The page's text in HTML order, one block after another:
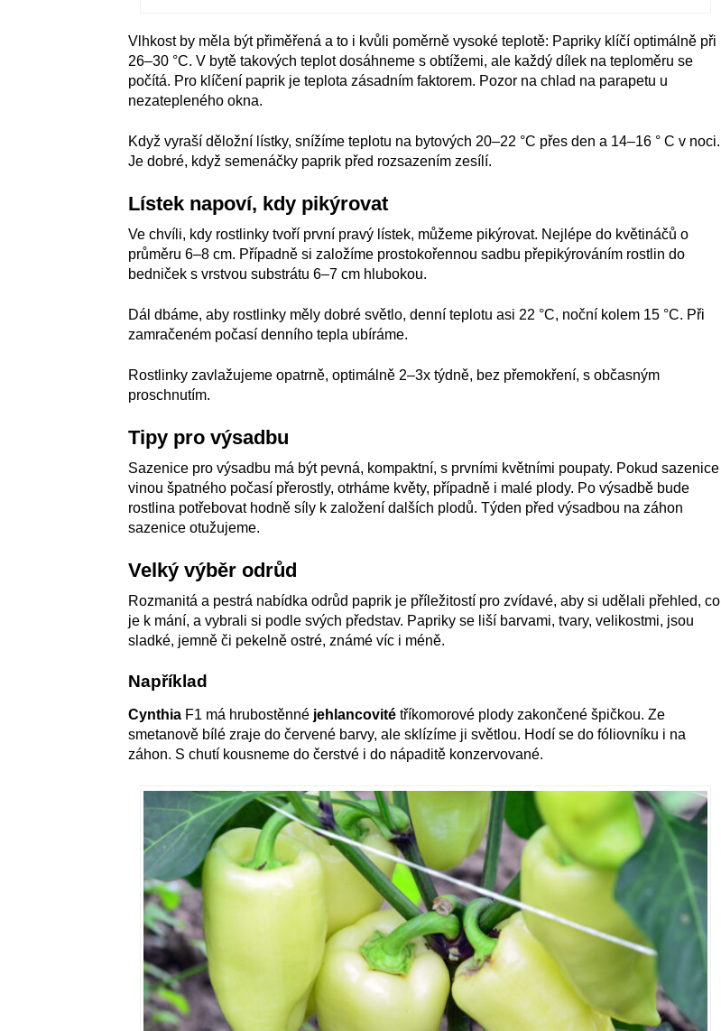
Vlhkost by měla být přiměřená a to i kvůli poměrně vysoké teplotě: Papriky klíčí optimálně při
26–30 °C. V bytě takových teplot dosáhneme s obtížemi, ale každý dílek na teploměru se
počítá. Pro klíčení paprik je teplota zásadním faktorem. Pozor na chlad na parapetu u
nezatepleného okna.
Když vyraší děložní lístky, snížíme teplotu na bytových 20–22 °C přes den a 14–16 ° C v noci.
Je dobré, když semenáčky paprik před rozsazením zesílí.
Lístek napoví, kdy pikýrovat
Ve chvíli, kdy rostlinky tvoří první pravý lístek, můžeme pikýrovat. Nejlépe do květináčů o
průměru 6–8 cm. Případně si založíme prostokořennou sadbu přepikýrováním rostlin do
bedniček s vrstvou substrátu 6–7 cm hlubokou.
Dál dbáme, aby rostlinky měly dobré světlo, denní teplotu asi 22 °C, noční kolem 15 °C. Při
zamračeném počasí denního tepla ubíráme.
Rostlinky zavlažujeme opatrně, optimálně 2–3x týdně, bez přemokření, s občasným
proschnutím.
Tipy pro výsadbu
Sazenice pro výsadbu má být pevná, kompaktní, s prvními květními poupaty. Pokud sazenice
vinou špatného počasí přerostly, otrháme květy, případně i malé plody. Po výsadbě bude
rostlina potřebovat hodně síly k založení dalších plodů. Týden před výsadbou na záhon
sazenice otužujeme.
Velký výběr odrůd
Rozmanitá a pestrá nabídka odrůd paprik je příležitostí pro zvídavé, aby si udělali přehled, co
je k mání, a vybrali si podle svých představ. Papriky se liší barvami, tvary, velikostmi, jsou
sladké, jemně či pekelně ostré, známé víc i méně.
Například
Cynthia F1 má hrubostěnné jehlancovité tříkomorové plody zakončené špičkou. Ze
smetanově bílé zraje do červené barvy, ale sklízíme ji světlou. Hodí se do fóliovníku i na
záhon. S chutí kousneme do čerstvé i do nápaditě konzervované.